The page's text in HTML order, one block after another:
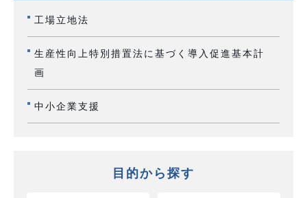
工場立地法
生産性向上特別措置法に基づく導入促進基本計
画
中小企業支援
目的から探す